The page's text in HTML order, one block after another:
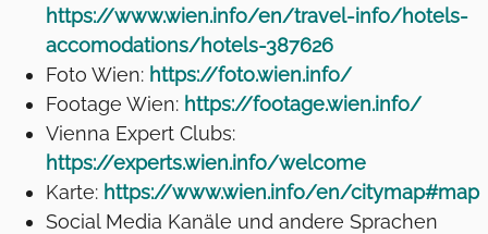
https://www.wien.info/en/travel-info/hotels-
accomodations/hotels-387626
Foto Wien: https://foto.wien.info/
Footage Wien: https://footage.wien.info/
Vienna Expert Clubs:
https://experts.wien.info/welcome
Karte: https://www.wien.info/en/citymap#map
Social Media Kanäle und andere Sprachen